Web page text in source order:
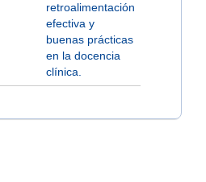
retroalimentación
efectiva y
buenas prácticas
en la docencia
clínica.